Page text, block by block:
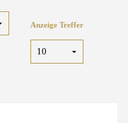
Anzeige Treffer